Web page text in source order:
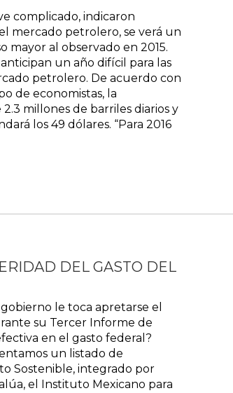
complicado, indicaron
mercado petrolero, se verá un
al observado en 2015.
un año difícil para las
petrolero. De acuerdo con
de economistas, la
millones de barriles diarios y
los 49 dólares. “Para 2016
DEL GASTO DEL
le toca apretarse el
su Tercer Informe de
en el gasto federal?
un listado de
Sostenible, integrado por
el Instituto Mexicano para